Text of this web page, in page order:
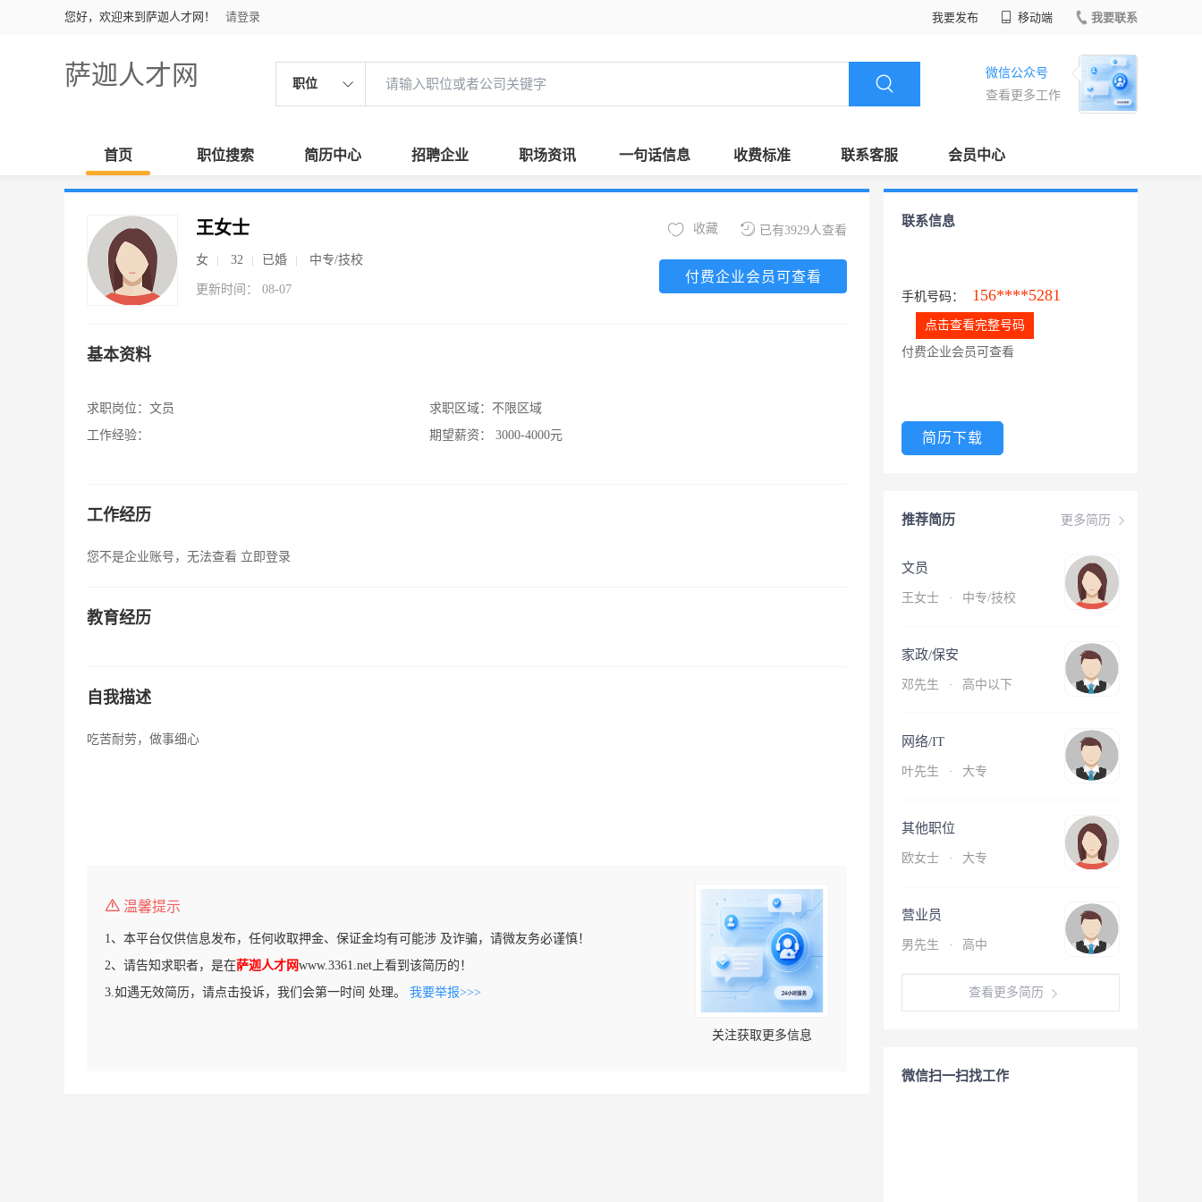
您好，欢迎来到萨迦人才网！ 请登录 我要发布 移动端 我要联系
萨迦人才网 职位
微信公众号
查看更多工作
首页 职位搜索 简历中心 招聘企业 职场资讯 一句话信息 收费标准 联系客服 会员中心
王女士
女 32 已婚 中专/技校
更新时间： 08-07
已有3929人查看
收藏
付费企业会员可查看
基本资料
求职岗位： 文员
工作经验：
求职区域： 不限区域
期望薪资：
3000-4000元
工作经历
您不是企业账号，无法查看 立即登录
教育经历
自我描述
吃苦耐劳，做事细心
温馨提示
1、本平台仅供信息发布，任何收取押金、保证金均有可能涉 及诈骗，请微友务必谨慎！
2、请告知求职者，是在萨迦人才网www.3361.net上看到该简历的！
3.如遇无效简历，请点击投诉，我们会第一时间 处理。 我要举报>>>
关注获取更多信息
联系信息
手机号码： 156****5281
点击查看完整号码
付费企业会员可查看
简历下载
更多简历
推荐简历
文员
王女士 · 中专/技校
家政/保安
邓先生 · 高中以下
网络/IT
叶先生 · 大专
其他职位
欧女士 · 大专
营业员
男先生 · 高中
查看更多简历
微信扫一扫找工作